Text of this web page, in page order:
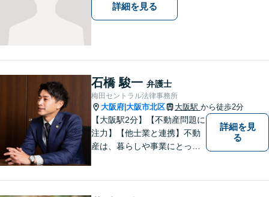
詳細を見る
石橋 駿一 弁護士
梅田セントラル法律事務所
大阪府 大阪市北区 大阪駅 から徒歩2分
【大阪駅2分】【不動産問題に
注力】【他士業と連携】不動
産は、暮らしや事業にとって
詳細を見
る